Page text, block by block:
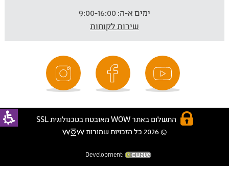
ימים א-ה:
שירות לקוחות
התשלום באתר WOW מאובטח בטכנולוגית SSL
© 2026 כל הזכויות שמורות
Development: